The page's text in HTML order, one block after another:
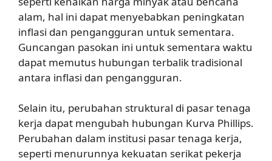
alam, hal ini dapat menyebabkan peningkatan
inflasi dan pengangguran untuk sementara.
Guncangan pasokan ini untuk sementara waktu
dapat memutus hubungan terbalik tradisional
antara inflasi dan pengangguran.
Selain itu, perubahan struktural di pasar tenaga
kerja dapat mengubah hubungan Kurva Phillips.
Perubahan dalam institusi pasar tenaga kerja,
seperti menurunnya kekuatan serikat pekerja